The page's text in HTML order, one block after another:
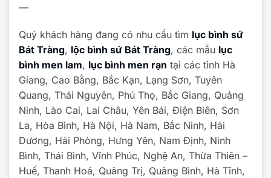
—
Quý khách hàng đang có nhu cầu tìm lục bình sứ
Bát Tràng, lộc bình sứ Bát Tràng, các mẫu lục
bình men lam, lục bình men rạn tại các tỉnh Hà
Giang, Cao Bằng, Bắc Kạn, Lạng Sơn, Tuyên
Quang, Thái Nguyên, Phú Thọ, Bắc Giang, Quảng
Ninh, Lào Cai, Lai Châu, Yên Bái, Điện Biên, Sơn
La, Hòa Bình, Hà Nội, Hà Nam, Bắc Ninh, Hải
Dương, Hải Phòng, Hưng Yên, Nam Định, Ninh
Bình, Thái Bình, Vĩnh Phúc, Nghệ An, Thừa Thiên –
Huế, Thanh Hoá, Quảng Trị, Quảng Bình, Hà Tĩnh,